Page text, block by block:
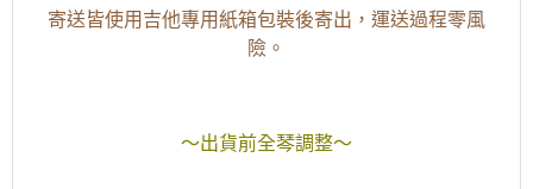
寄送皆使用吉他專用紙箱包裝後寄出，運送過程零風
險。
～出貨前全琴調整～